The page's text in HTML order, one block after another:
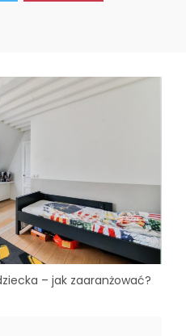
– jak zaaranżować?